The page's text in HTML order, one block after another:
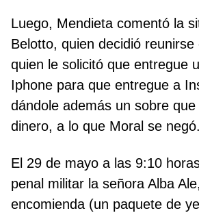
Luego, Mendieta comentó la
Belotto, quien decidió
quien le solicitó que entregue
Iphone para que entregue a
dándole además un sobre
dinero, a lo que Moral se negó.
El 29 de mayo a las 9:10
penal militar la señora Alba
encomienda (un paquete de